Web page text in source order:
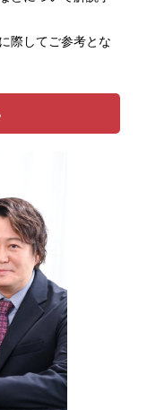
際してご参考とな